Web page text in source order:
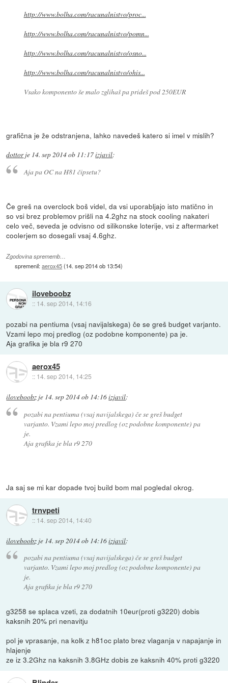
http://www.bolha.com/racunalnistvo/proc...
http://www.bolha.com/racunalnistvo/pomn...
http://www.bolha.com/racunalnistvo/osno...
http://www.bolha.com/racunalnistvo/ohis...
Vsako komponento še malo zglihaš pa prideš pod 250EUR
grafična je že odstranjena, lahko navedeš katero si imel v mislih?
dottorje 14. sep 2014 ob 11:17izjavil:
Aja pa OC na H81 čipsetu?
Če greš na overclock boš videl, da vsi uporabljajo isto matično in
so vsi brez problemov prišli na 4.2ghz na stock cooling nakateri
celo več, seveda je odvisno od silikonske loterije, vsi z aftermarket
coolerjem so dosegali vsaj 4.6ghz.
Zgodovina sprememb…
spremenil:aerox45(14. sep 2014 ob 13:54)
iloveboobz
:: 14. sep 2014, 14:16
pozabi na pentiuma (vsaj navijalskega) če se greš budget varjanto.
Vzami lepo moj predlog (oz podobne komponente) pa je.
Aja grafika je bla r9 270
aerox45
:: 14. sep 2014, 14:25
iloveboobz je 14. sep 2014 ob 14:16izjavil:
pozabi na pentiuma (vsaj navijalskega) če se greš budget
varjanto. Vzami lepo moj predlog (oz podobne komponente) pa
je.
Aja grafika je bla r9 270
Ja saj se mi kar dopade tvoj build bom mal pogledal okrog.
trnvpeti
:: 14. sep 2014, 14:40
iloveboobz je 14. sep 2014 ob 14:16izjavil:
pozabi na pentiuma (vsaj navijalskega) če se greš budget
varjanto. Vzami lepo moj predlog (oz podobne komponente) pa
je.
Aja grafika je bla r9 270
g3258 se splaca vzeti, za dodatnih 10eur(proti g3220) dobis
kaksnih 20% pri nenavitju
pol je vprasanje, na kolk z h81oc plato brez vlaganja v napajanje in
hlajenje
ze iz 3.2Ghz na kaksnih 3.8GHz dobis ze kaksnih 40% proti g3220